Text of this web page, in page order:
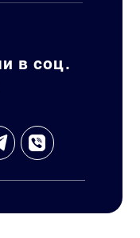
в соц.